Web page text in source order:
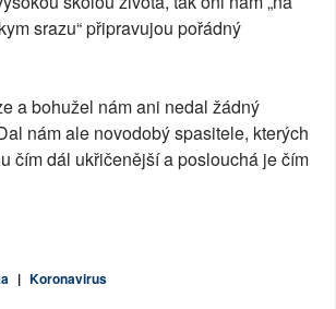
srazu“ připravujou pořádný
a bohužel nám ani nedal žádný
nám ale novodobý spasitele, kterých
čím dál ukřičenější a poslouchá je čím
| Koronavirus